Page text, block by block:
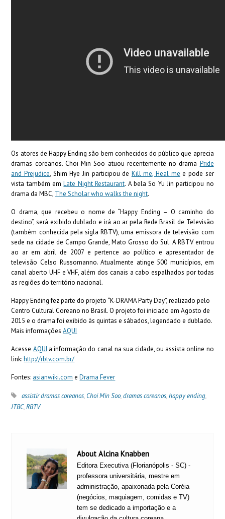
Os atores de Happy Ending são bem conhecidos do público que aprecia
dramas coreanos. Choi Min Soo atuou recentemente no drama Pride
and Prejudice, Shim Hye Jin participou de Kill me, Heal me e pode ser
vista também emLate Night Restaurant. A bela So Yu Jin participou no
drama da MBC, The Scholar who walks the night.
O drama, que recebeu o nome de “Happy Ending – O caminho do
destino”, será exibido dublado e irá ao ar pela Rede Brasil de Televisão
(também conhecida pela sigla RBTV), uma emissora de televisão com
sede na cidade de Campo Grande, Mato Grosso do Sul. A RBTV entrou
ao ar em abril de 2007 e pertence ao político e apresentador de
televisão Celso Russomanno. Atualmente atinge 500 municípios, em
canal aberto UHF e VHF, além dos canais a cabo espalhados por todas
as regiões do território nacional.
Happy Ending fez parte do projeto “K-DRAMA Party Day”, realizado pelo
Centro Cultural Coreano no Brasil. O projeto foi iniciado em Agosto de
2015 e o drama foi exibido às quintas e sábados, legendado e dublado.
Mais informaçõesAQUI
Acesse AQUI a informação do canal na sua cidade, ou assista online no
link:http://rbtv.com.br/
Fontes: asianwiki.com eDrama Fever
assistir dramas coreanos, Choi Min Soo,dramas coreanos,happy ending,
JTBC,RBTV
About Alcina Knabben
Editora Executiva (Florianópolis - SC) -
professora universitária, mestre em
administração, apaixonada pela Coréia
(negócios, maquiagem, comidas e TV)
tem se dedicado a importação e a